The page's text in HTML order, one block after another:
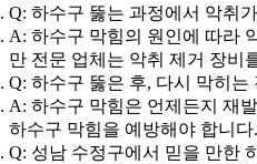
Q: 하수구 뚫는 과정에서 악취
A: 하수구 막힘의 원인에 따라
만 전문 업체는 악취 제거 장비
Q: 하수구 뚫은 후, 다시 막히는
A: 하수구 막힘은 언제든지 재
하수구 막힘을 예방해야 합니다.
Q: 성남 수정구에서 믿을 만한